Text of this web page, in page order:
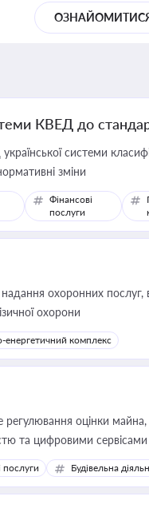
КВЕД до
системи
зміни
Фінансові
послуги
охоронних послуг,
охорони
енергетичний комплекс
оцінки майна,
та цифровими
власника бізнесу,
корпоративних угод і
послуги Будівельна